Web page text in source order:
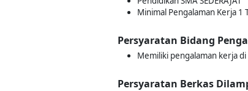
Minimal Pengalaman Kerja 1
Persyaratan Bidang
Memiliki pengalaman kerja
Persyaratan Berkas